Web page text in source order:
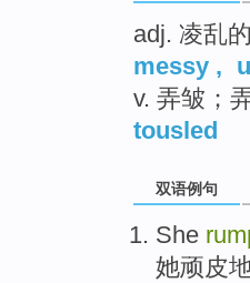
adj. 凌乱
messy ,
v. 弄皱；
tousled
双语例句
She
她顽皮